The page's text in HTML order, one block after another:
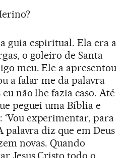
guia espiritual. Ela era a
o goleiro de Santa
meu. Ele a apresentou
a falar-me da palavra
não lhe fazia caso. Até
peguei uma Bíblia e
‘Vou experimentar, para
palavra diz que em Deus
novas. Quando